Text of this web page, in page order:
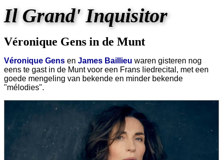
Il Grand' Inquisitor
Véronique Gens in de Munt
Véronique Gens en James Baillieu waren gisteren nog
eens te gast in de Munt voor een Frans liedrecital, met een
goede mengeling van bekende en minder bekende
"mélodies".